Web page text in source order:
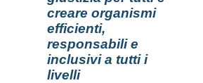
creare organismi
efficienti,
responsabili e
inclusivi a tutti i
livelli